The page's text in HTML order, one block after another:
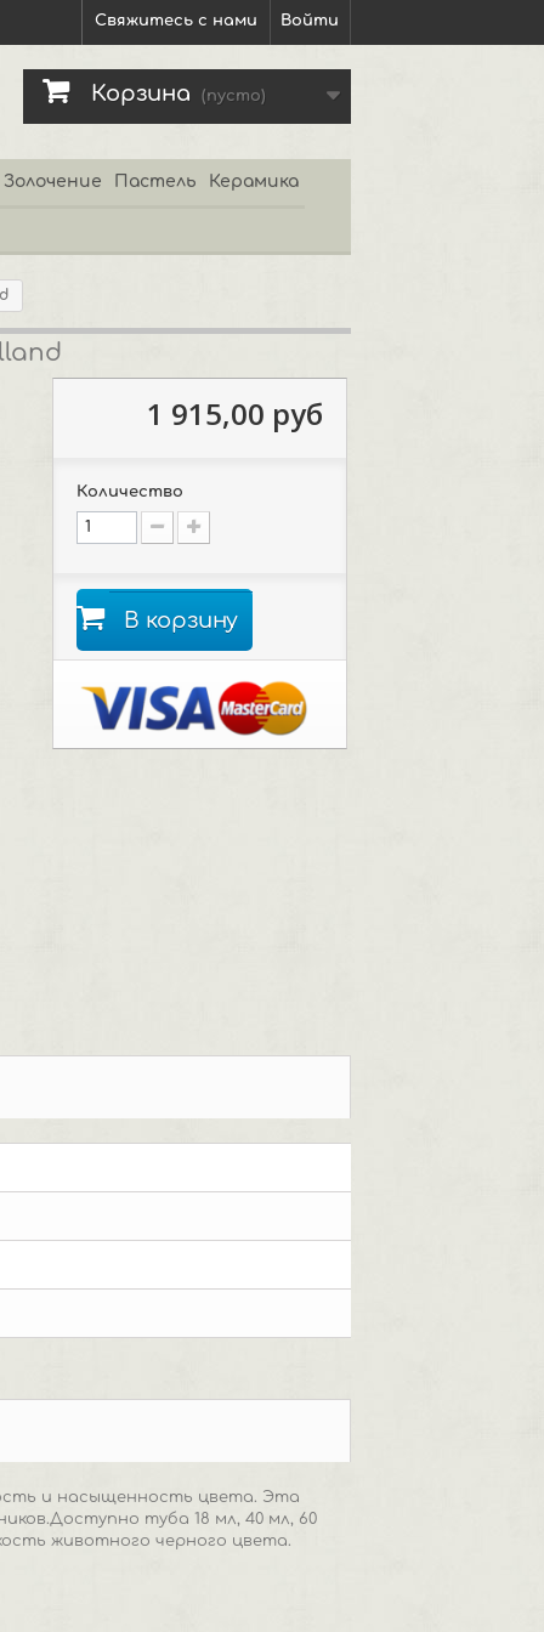
Войти
Свяжитесь с нами
Корзина (пусто)
Золочение Пастель Керамика
1 915,00 руб
Количество
В корзину
и насыщенность цвета. Эта
туба 18 мл, 40 мл, 60
животного черного цвета.